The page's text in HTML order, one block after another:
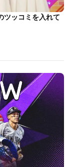
ツッコミを入れて